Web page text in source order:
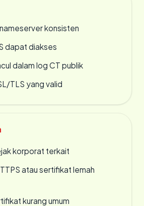
konsisten
dapat diakses
dalam log CT publik
TLS yang valid
korporat terkait
atau sertifikat lemah
kurang umum